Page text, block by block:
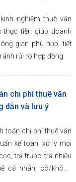
nghiệm thuê văn
thực tiễn giúp doanh
gian phù hợp, tiết
rủi ro hợp đồng.
chi phí thuê văn
dẫn và lưu ý
toán chi phí thuê văn
kế toán, xử lý mọi
trả trước, trả nhiều
cá nhân, có/không